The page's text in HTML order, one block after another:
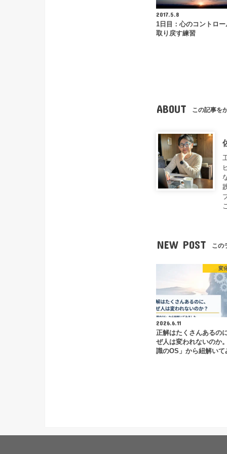
2017.5.8
1日目：心のコントロー
取り戻す練習
ABOUT この記事を
NEW POST この
変
2026.6.11
正解はたくさんあるの
ぜ人は変われないのか
識のOS」から紐解い